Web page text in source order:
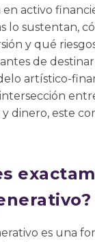
activo
lo sustentan,
y qué
de
artístico-
dinero, este
es una